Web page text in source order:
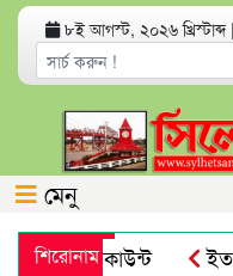
৮ই আগস্ট, ২০২৬ খ্রিস্টাব্দ |
মেনু
শিরোনাম
অ্যাকাউন্ট